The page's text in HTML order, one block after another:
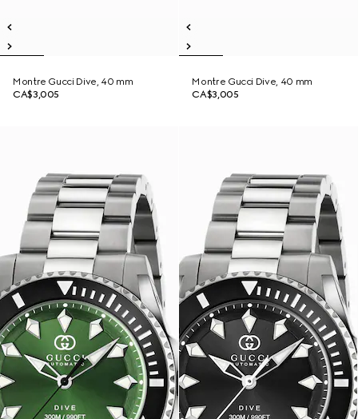
Montre Gucci Dive, 40 mm
CA$3,005
Montre Gucci Dive, 40 mm
CA$3,005